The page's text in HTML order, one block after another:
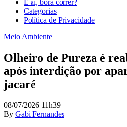
E ai, bora correr?
Categorias
Política de Privacidade
Meio Ambiente
Olheiro de Pureza é
após interdição por
jacaré
08/07/2026 11h39
By Gabi Fernandes